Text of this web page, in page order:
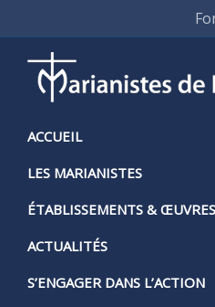
ACCUEIL
LES MARIANISTES
ÉTABLISSEMENTS & ŒUVRES
ACTUALITÉS
S’ENGAGER DANS L’ACTION